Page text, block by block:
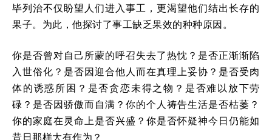
毕列治不仅盼望人们进入事工，更渴望他们结出长存的
果子。为此，他探讨了事工缺乏果效的种种原因。
你是否曾对自己所蒙的呼召失去了热忱？是否正渐渐陷
入世俗化？是否因迎合他人而在真理上妥协？是否受肉
体的诱惑所困？是否贪恋未得之物？是否难以放下劳
碌？是否因骄傲而自满？你的个人祷告生活是否枯萎？
你的家庭在灵命上是否兴盛？你是否怀疑神今日仍能如
昔日那样大有作为？